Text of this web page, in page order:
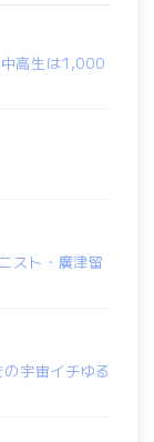
高生は1,000
スト・廣津留
宇宙イチゆる